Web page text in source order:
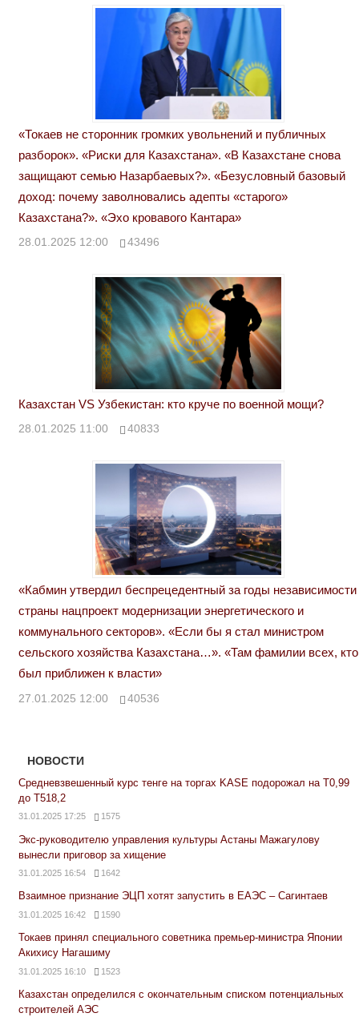
«Токаев не сторонник громких увольнений и публичных
разборок». «Риски для Казахстана». «В Казахстане снова
защищают семью Назарбаевых?». «Безусловный базовый
доход: почему заволновались адепты «старого»
Казахстана?». «Эхо кровавого Кантара»
28.01.2025 12:00 43496
Казахстан VS Узбекистан: кто круче по военной мощи?
28.01.2025 11:00 40833
«Кабмин утвердил беспрецедентный за годы независимости
страны нацпроект модернизации энергетического и
коммунального секторов». «Если бы я стал министром
сельского хозяйства Казахстана…». «Там фамилии всех, кто
был приближен к власти»
27.01.2025 12:00 40536
НОВОСТИ
Средневзвешенный курс тенге на торгах KASE подорожал на Т0,99
до Т518,2
31.01.2025 17:25 1575
Экс-руководителю управления культуры Астаны Мажагулову
вынесли приговор за хищение
31.01.2025 16:54 1642
Взаимное признание ЭЦП хотят запустить в ЕАЭС – Сагинтаев
31.01.2025 16:42 1590
Токаев принял специального советника премьер-министра Японии
Акихису Нагашиму
31.01.2025 16:10 1523
Казахстан определился с окончательным списком потенциальных
строителей АЭС